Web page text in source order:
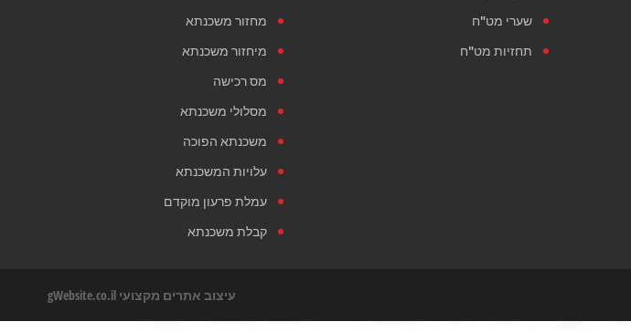
מחזור משכנתא
מיחזור משכנתא
מס רכישה
מסלולי משכנתא
משכנתא הפוכה
עלויות המשכנתא
עמלת פרעון מוקדם
קבלת משכנתא
שערי מט"ח
תחזיות מט"ח
עיצוב אתרים מקצועי